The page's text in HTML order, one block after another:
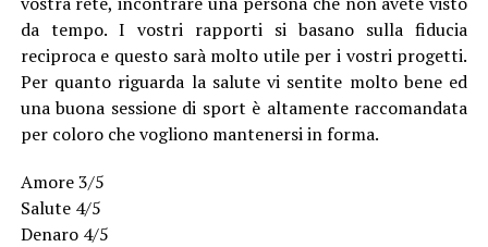
da tempo. I vostri rapporti si basano sulla fiducia
reciproca e questo sarà molto utile per i vostri progetti.
Per quanto riguarda la salute vi sentite molto bene ed
una buona sessione di sport è altamente raccomandata
per coloro che vogliono mantenersi in forma.
Amore 3/5
Salute 4/5
Denaro 4/5